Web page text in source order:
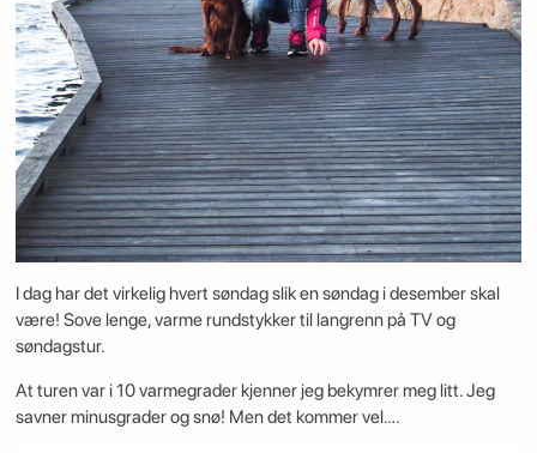
I dag har det virkelig hvert søndag slik en søndag i desember skal
være! Sove lenge, varme rundstykker til langrenn på TV og
søndagstur.
At turen var i 10 varmegrader kjenner jeg bekymrer meg litt. Jeg
savner minusgrader og snø! Men det kommer vel….